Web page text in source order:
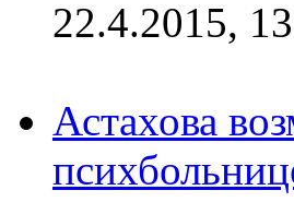
22.4.2015,
Астахова